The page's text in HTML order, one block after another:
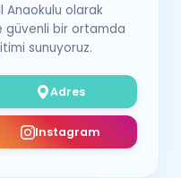
Anaokulu olarak
güvenli bir ortamda
sunuyoruz.
Adres
Instagram